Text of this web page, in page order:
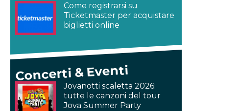
Come registrarsi su
Ticketmaster per acquistare
biglietti online
Concerti & Eventi
Jovanotti scaletta 2026:
tutte le canzoni del tour
Jova Summer Party